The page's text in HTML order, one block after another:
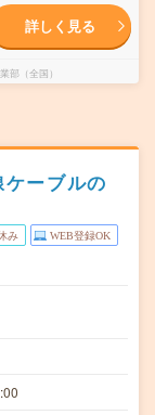
詳しく見る
部（全国）
ケーブルの
み WEB登録OK